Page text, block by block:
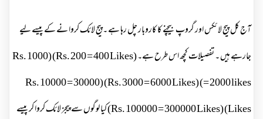
آج کل پیج لائکس اور گروپ بیچنے کا کاروبار چل رہا ہے ۔پیج لائک کروا نے کے پیسے لیے
جارہے ہیں ۔ تفصیلات کچھ اس طرح ہے۔ (Rs. 200 = 400 Likes) (Rs. 1000
= 2000 likes) (Rs. 3000 = 6000 Likes) (Rs. 10000 = 30000
Likes) (Rs. 100000 = 300000 Likes) کیا لوگوں سے پیجز لائک کروا کر پیسے